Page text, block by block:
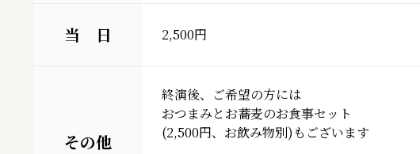
当 日 2,500円
その他
終演後、ご希望の方には
おつまみとお蕎麦のお食事セット
(2,500円、お飲み物別)もございます